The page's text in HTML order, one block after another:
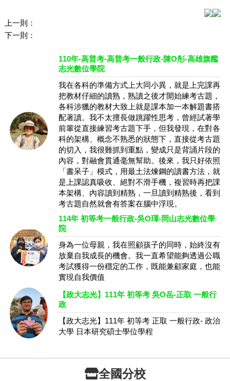
上一則：
下一則：
110年-高普考-高普考一般行政-陳O彤-高雄旗艦
志光數位學院
我在各科的準備方式上大同小異，就是上完課再
把教材仔細的讀熟，熟讀之後才開始練考古題，
各科涉獵的教材大致上就是課本加一本解題書搭
配著讀。我不太擅長做跳躍性思考，曾經試著學
前輩從直接練習考古題下手，但我發現，在對各
科的架構、概念不熟悉的狀態下，直接從考古題
的切入，我很難抓到重點，變成只是背誦片段的
內容，對融會貫通毫無幫助。後來，我只好依照
「書呆子」模式，用最土法煉鋼的讀書方法，就
是上課認真吸收、絕對不滑手機，複習時再把課
本架構、內容讀到精熟，一旦讀到精熟後，看到
考古題自然就會有答案在腦中浮現。
114年 初等考一般行政-吳O琿-岡山志光數位學
院
身為一位母親，我在照顧孩子的同時，始終沒有
放棄自我成長的機會。我一直希望能夠透過公職
考試獲得一份穩定的工作，既能兼顧家庭，也能
實現自我價值
【政大志光】111年 初等考 吳O岳-正取 一般行
政
【政大志光】111年 初等考 正取 一般行政- 政治
大學 日本研究碩士學位學程
全國分校